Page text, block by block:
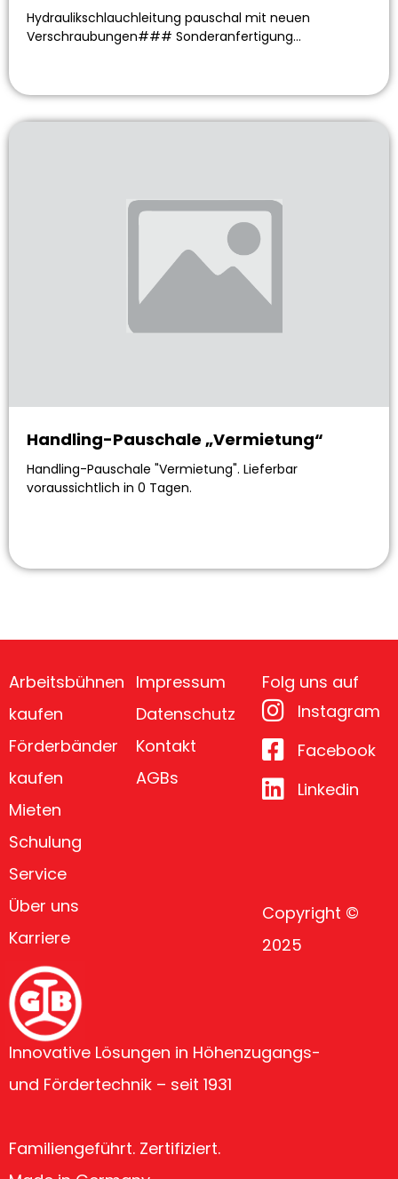
Hydraulikschlauchleitung pauschal mit neuen
Verschraubungen### Sonderanfertigung…
Handling-Pauschale „Vermietung“
Handling-Pauschale "Vermietung". Lieferbar
voraussichtlich in 0 Tagen.
Innovative Lösungen in Höhenzugangs-
und Fördertechnik – seit 1931
Familiengeführt. Zertifiziert.
Arbeitsbühnen
kaufen
Förderbänder
kaufen
Mieten
Schulung
Service
Über uns
Karriere
Impressum
Datenschutz
Kontakt
AGBs
Folg uns auf
Instagram
Facebook
Linkedin
Copyright ©
2025